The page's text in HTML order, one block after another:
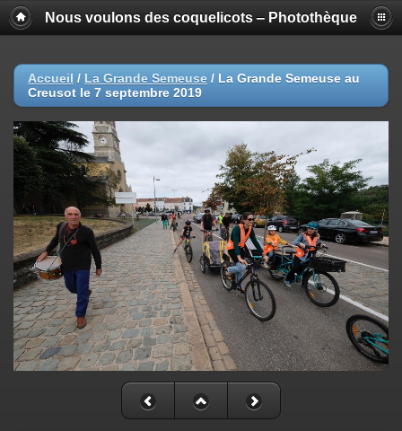
Nous voulons des coquelicots ‒ Photothèque
Accueil / La Grande Semeuse / La Grande Semeuse au
Creusot le 7 septembre 2019